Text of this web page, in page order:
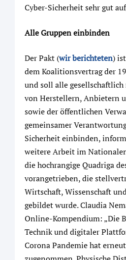
Cyber-Sicherheit sehr gut
Alle Gruppen einbinden
Der Pakt (wir berichteten)
dem Koalitionsvertrag der
und soll alle
von Herstellern, Anbietern
sowie der öffentlichen
gemeinsamer
Sicherheit einbinden,
weitere Arbeit im
die hochrangige Quadriga
vorangetrieben, die
Wirtschaft, Wissenschaft
gebildet wurde. Claudia
Online-Kompendium: „Die
Technik und digitaler
Corona Pandemie hat